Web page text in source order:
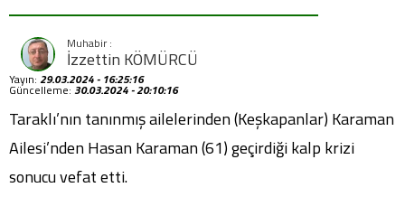
İzzettin KÖMÜRCÜ
Yayın: 29.03.2024 - 16:25:16
Güncelleme: 30.03.2024 - 20:10:16
Taraklı’nın tanınmış ailelerinden (Keşkapanlar) Karaman
Ailesi’nden Hasan Karaman (61) geçirdiği kalp krizi
sonucu vefat etti.